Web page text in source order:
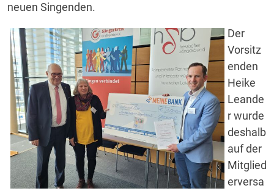
neuen Singenden.
Der
Vorsitz
enden
Heike
Leande
r wurde
deshalb
auf der
Mitglied
erversa